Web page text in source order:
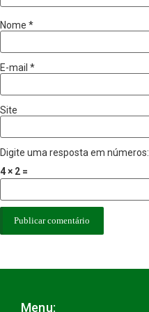
Nome *
E-mail *
Site
Digite uma resposta em números:
4 × 2 =
Menu: